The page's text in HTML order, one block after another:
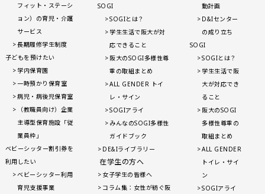
フィット・ステーシ
ョン）の育児・介護
サービス
長期履修学生制度
子どもを預けたい
学内保育園
一時預かり保育室
病児・病後児保育室
（教職員向け）企業
主導型保育施設「従
業員枠」
ベビーシッター割引券を
利用したい
ベビーシッター利用
育児支援事業
SOGI
SOGIとは？
学生生活で阪大が対
応できること
阪大のSOGI多様性尊
重の取組まとめ
ALL GENDER トイ
レ・サイン
SOGIアライ
みんなのSOGI多様性
ガイドブック
DE&Iライブラリー
在学生の方へ
女子学生の皆様へ
コラム集：女性が紡ぐ阪
動計画
D&Iセンター
の成り立ち
SOGI
SOGIとは？
学生生活で阪
大が対応でき
ること
阪大のSOGI
多様性尊重の
取組まとめ
ALL GENDER
トイレ・サイ
ン
SOGIアライ